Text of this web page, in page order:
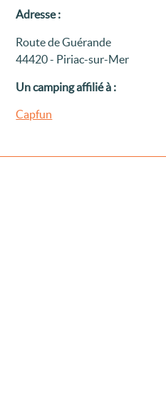
Adresse :
Route de Guérande
44420 - Piriac-sur-Mer
Un camping affilié à :
Capfun